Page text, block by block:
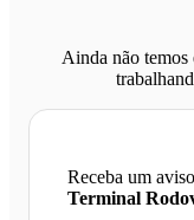
Ainda não temos
Receba um
Terminal